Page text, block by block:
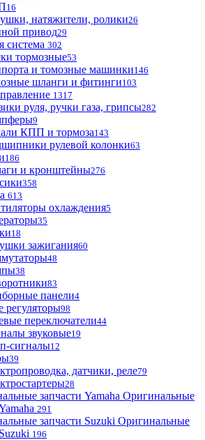
16
натяжители, ролики26
привод29
система 302
тормозные53
и томозные машинки146
шланги и фитинги103
1317
руля, ручки газа, грипсы282
9
КПП и тормоза143
рулевой колонки63
186
и кронштейны276
358
613
охлаждения5
35
18
зажигания60
48
38
83
панели4
регуляторы98
переключатели44
звуковые19
сигналы12
39
датчики, реле79
28
Оригинальные
291
Оригинальные
196